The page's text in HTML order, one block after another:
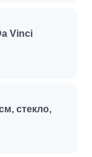
Vinci
стекло,